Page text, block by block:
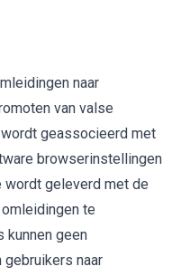
naar
van valse
geassocieerd met
browserinstellingen
geleverd met de
te
kunnen geen
naar